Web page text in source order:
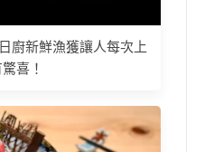
廚新鮮漁獲讓人每次上
喜！